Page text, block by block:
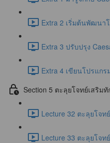
Extra 2 เริ่มต้นพัฒนา
Extra 3 ปรับปรุง
Extra 4 เขียนโปรแก
Section 5 ตะลุยโจทย์เสริมทั
Lecture 32 ตะลุยโจท
Lecture 33 ตะลุยโจท